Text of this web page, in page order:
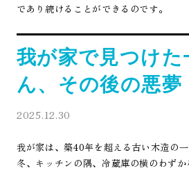
であり続けることができるのです。
我が家で見つけた
ん、その後の悪夢
2025.12.30
我が家は、築40年を超える古い木造の
冬、キッチンの隅、冷蔵庫の横のわず